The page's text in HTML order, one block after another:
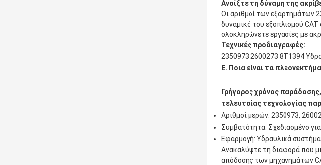
Ανοίξτε τη δύναμη της
Οι αριθμοί των εξαρτημάτων
δυναμικό του εξοπλισμού
ολοκληρώνετε εργασίες με
Τεχνικές προδιαγραφές:
2350973 2600273 8T1394
Ε. Ποια είναι τα
Γρήγορος χρόνος
τελευταίας τεχνολογίας
Αριθμοί μερών: 2350973,
Συμβατότητα: Σχεδιασμένο
Εφαρμογή: Υδραυλικά
Ανακαλύψτε τη διαφορά που
απόδοσης των μηχανημάτων